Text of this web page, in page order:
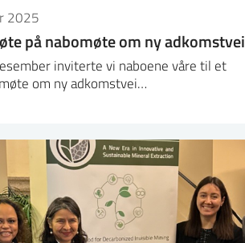
2025
på nabomøte om ny adkomstvei
inviterte vi naboene våre til et
om ny adkomstvei…